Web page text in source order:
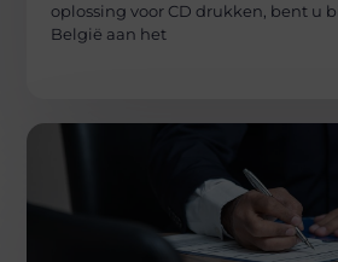
oplossing voor CD drukken, bent u
België aan het